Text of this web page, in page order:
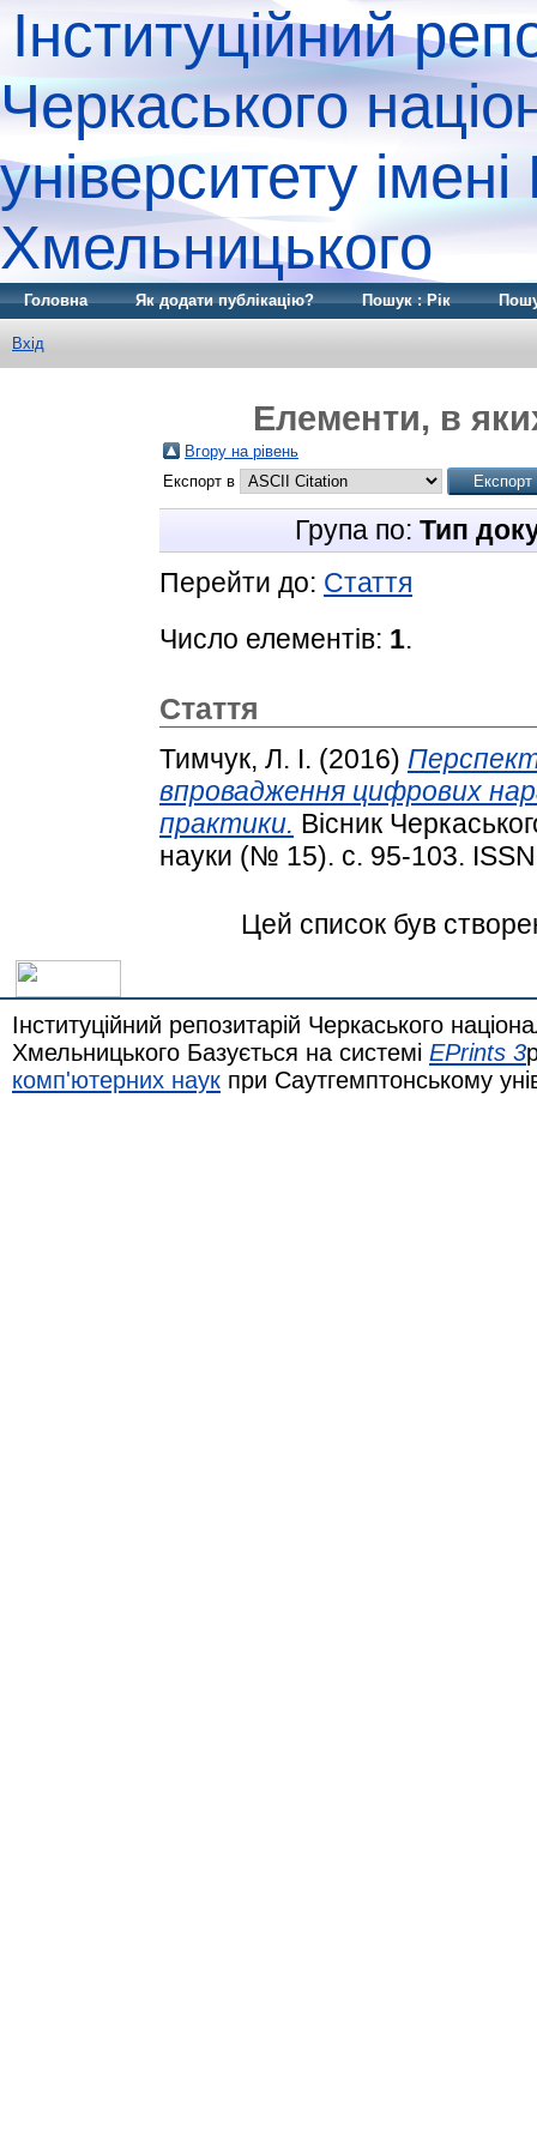
Інституційний
Черкаського
університету
Хмельницького
Головна Як додати публікацію? Пошук : Рік
Вхід
Елементи, в
Вгору на рівень
Експорт в
Група по: Тип
Перейти до: Стаття
Число елементів: 1.
Стаття
Тимчук, Л. І. (2016)
впровадження цифрових
практики. Вісник
науки (№ 15). с. 95-103.
Цей список був
Інституційний репозитарій Черкаського
Хмельницького Базується на системі EPrints 3
комп'ютерних наук при Саутгемптонському